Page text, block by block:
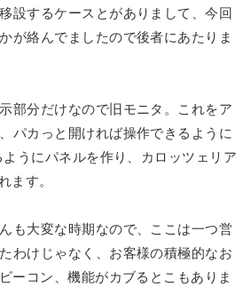
設するケースとがありまして、今回
が絡んでましたので後者にあたりま
部分だけなので旧モニタ。これをア
パカっと開ければ操作できるように
うにパネルを作り、カロッツェリア
ます。
も大変な時期なので、ここは一つ営
わけじゃなく、お客様の積極的なお
ーコン、機能がカブるとこもありま